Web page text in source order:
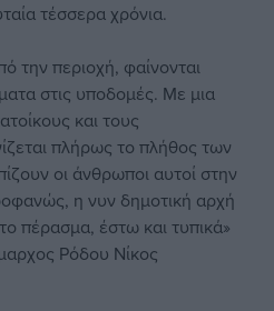
τέσσερα χρόνια.
την περιοχή, φαίνονται
στις υποδομές. Με μια
και τους
πλήρως το πλήθος των
οι άνθρωποι αυτοί στην
η νυν δημοτική αρχή
πέρασμα, έστω και τυπικά»
Ρόδου Νίκος